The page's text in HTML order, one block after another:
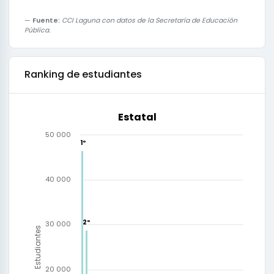
Fuente: CCI Laguna con datos de la Secretaría de Educación
Pública.
Ranking de estudiantes
Estudiantes
Estatal
1º
1º
2º
2º
20 000
30 000
40 000
50 000